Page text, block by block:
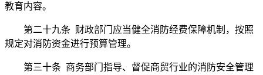
教育内容。
第二十九条 财政部门应当健全消防经费保障机制，按照
规定对消防资金进行预算管理。
第三十条 商务部门指导、督促商贸行业的消防安全管理